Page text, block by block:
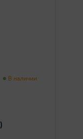
В наличии